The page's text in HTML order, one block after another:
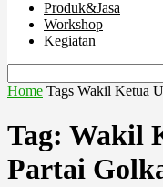
Produk&Jasa
Workshop
Kegiatan
Home Tags Wakil Ketua
Tag: Wakil
Partai